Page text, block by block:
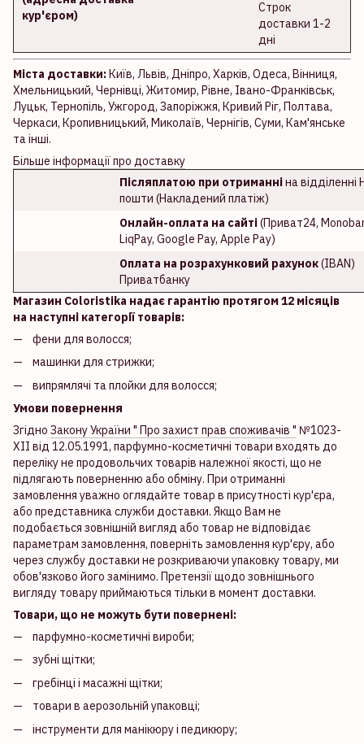
кур'єром)
Строк
доставки 1-2
дні
Міста доставки:Київ, Львів, Дніпро, Харків, Одеса, Вінниця,
Хмельницький, Чернівці, Житомир, Рівне, Івано-Франківськ,
Луцьк, Тернопіль, Ужгород, Запоріжжя, Кривий Ріг, Полтава,
Черкаси, Кропивницький, Миколаїв, Чернігів, Суми, Кам'янське
та інші.
Більше інформації про доставку
Післяплатою при отриманніна відділенні
пошти (Накладений платіж)
Онлайн-оплата на сайті(Приват24,
LiqPay, Google Pay, Apple Pay)
Оплата на розрахунковий рахунок(IBAN)
Приватбанку
Магазин Coloristika надає гарантію протягом 12 місяців
на наступні категорії товарів:
фени для волосся;
машинки для стрижки;
випрямлячі та плойки для волосся;
Умови повернення
Згідно Закону України " Про захист прав споживачів " №1023-
XII від 12.05.1991, парфумно-косметичні товари входять до
переліку не продовольчих товарів належної якості, що не
підлягають поверненню або обміну. При отриманні
замовлення уважно оглядайте товар в присутності кур'єра,
або представника служби доставки. Якщо Вам не
подобається зовнішній вигляд або товар не відповідає
параметрам замовлення, поверніть замовлення кур'єру, або
через службу доставки не розкриваючи упаковку товару, ми
обов'язково його замінимо. Претензії щодо зовнішнього
вигляду товару приймаються тільки в момент доставки.
Товари, що не можуть бути повернені:
парфумно-косметичні вироби;
зубні щітки;
гребінці і масажні щітки;
товари в аерозольній упаковці;
інструменти для манікюру і педикюру;